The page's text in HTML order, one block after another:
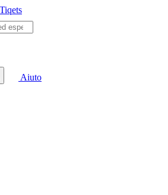
Aiuto